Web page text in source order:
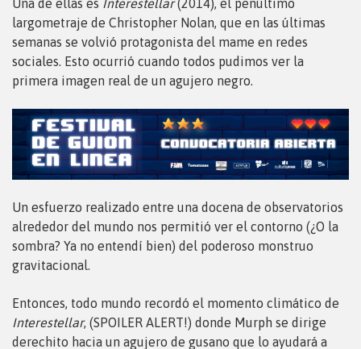
Una de ellas es Interestellar(2014), el penúltimo
largometraje de Christopher Nolan, que en las últimas
semanas se volvió protagonista del mame en redes
sociales. Esto ocurrió cuando todos pudimos ver la
primera imagen real de un agujero negro.
Un esfuerzo realizado entre una docena de observatorios
alrededor del mundo nos permitió ver el contorno (¿O la
sombra? Ya no entendí bien) del poderoso monstruo
gravitacional.
Entonces, todo mundo recordó el momento climático de
Interestellar, (SPOILER ALERT!) donde Murph se dirige
derechito hacia un agujero de gusano que lo ayudará a